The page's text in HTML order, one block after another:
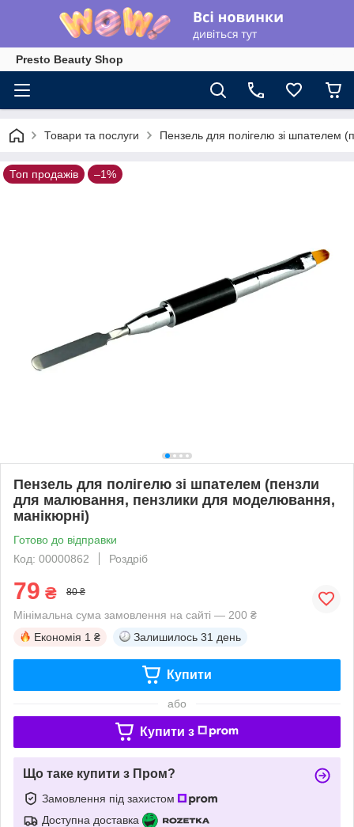
Presto Beauty Shop
Товари та послуги Пензель для полігелю зі шпателем
Топ продажів –1%
Пензель для полігелю зі шпателем (пензли
для малювання, пензлики для моделювання,
манікюрні)
Готово до відправки
Код: 00000862
Роздріб
79 ₴ 80 ₴
Мінімальна сума замовлення на сайті — 200 ₴
Економія 1 ₴ Залишилось 31 день
Купити
або
Купити з
Що таке купити з Пром?
Замовлення під захистом
Доступна доставка